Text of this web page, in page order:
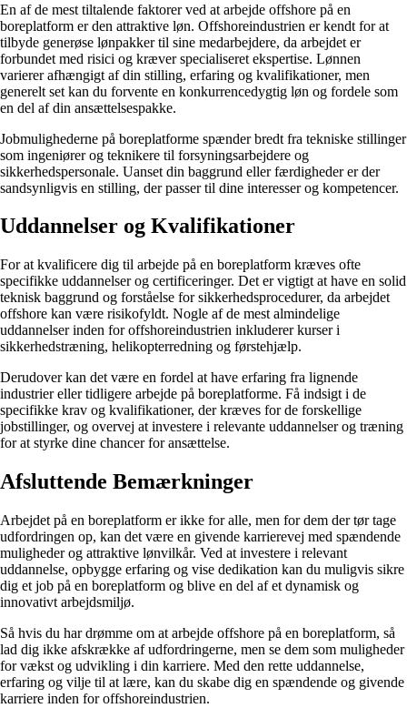
En af de mest tiltalende faktorer ved at arbejde offshore på en
boreplatform er den attraktive løn. Offshoreindustrien er kendt for at
tilbyde generøse lønpakker til sine medarbejdere, da arbejdet er
forbundet med risici og kræver specialiseret ekspertise. Lønnen
varierer afhængigt af din stilling, erfaring og kvalifikationer, men
generelt set kan du forvente en konkurrencedygtig løn og fordele som
en del af din ansættelsespakke.
Jobmulighederne på boreplatforme spænder bredt fra tekniske stillinger
som ingeniører og teknikere til forsyningsarbejdere og
sikkerhedspersonale. Uanset din baggrund eller færdigheder er der
sandsynligvis en stilling, der passer til dine interesser og kompetencer.
Uddannelser og Kvalifikationer
For at kvalificere dig til arbejde på en boreplatform kræves ofte
specifikke uddannelser og certificeringer. Det er vigtigt at have en solid
teknisk baggrund og forståelse for sikkerhedsprocedurer, da arbejdet
offshore kan være risikofyldt. Nogle af de mest almindelige
uddannelser inden for offshoreindustrien inkluderer kurser i
sikkerhedstræning, helikopterredning og førstehjælp.
Derudover kan det være en fordel at have erfaring fra lignende
industrier eller tidligere arbejde på boreplatforme. Få indsigt i de
specifikke krav og kvalifikationer, der kræves for de forskellige
jobstillinger, og overvej at investere i relevante uddannelser og træning
for at styrke dine chancer for ansættelse.
Afsluttende Bemærkninger
Arbejdet på en boreplatform er ikke for alle, men for dem der tør tage
udfordringen op, kan det være en givende karrierevej med spændende
muligheder og attraktive lønvilkår. Ved at investere i relevant
uddannelse, opbygge erfaring og vise dedikation kan du muligvis sikre
dig et job på en boreplatform og blive en del af et dynamisk og
innovativt arbejdsmiljø.
Så hvis du har drømme om at arbejde offshore på en boreplatform, så
lad dig ikke afskrække af udfordringerne, men se dem som muligheder
for vækst og udvikling i din karriere. Med den rette uddannelse,
erfaring og vilje til at lære, kan du skabe dig en spændende og givende
karriere inden for offshoreindustrien.